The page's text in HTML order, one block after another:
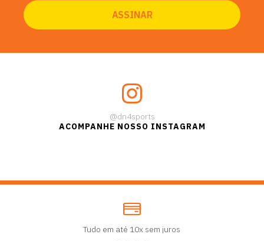
@dn4sports
ACOMPANHE NOSSO INSTAGRAM
Tudo em até 10x sem juros